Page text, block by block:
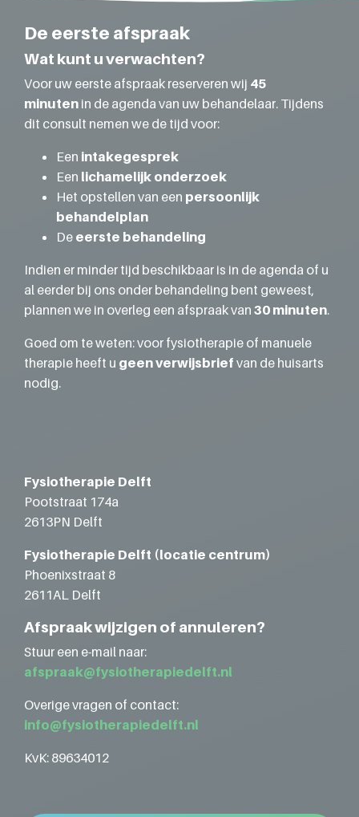
De eerste afspraak
Wat kunt u verwachten?
Voor uw eerste afspraak reserveren wij 45
minuten in de agenda van uw behandelaar. Tijdens
dit consult nemen we de tijd voor:
Een intakegesprek
Een lichamelijk onderzoek
Het opstellen van een persoonlijk
behandelplan
De eerste behandeling
Indien er minder tijd beschikbaar is in de agenda of u
al eerder bij ons onder behandeling bent geweest,
plannen we in overleg een afspraak van 30 minuten.
Goed om te weten: voor fysiotherapie of manuele
therapie heeft u geen verwijsbrief van de huisarts
nodig.
Fysiotherapie Delft
Pootstraat 174a
2613PN Delft
Fysiotherapie Delft (locatie centrum)
Phoenixstraat 8
2611AL Delft
Afspraak wijzigen of annuleren?
Stuur een e-mail naar:
afspraak@fysiotherapiedelft.nl
Overige vragen of contact:
info@fysiotherapiedelft.nl
KvK: 89634012